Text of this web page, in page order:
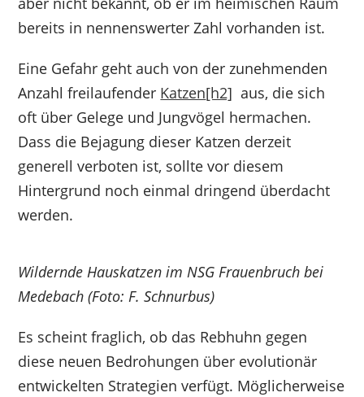
bereits in nennenswerter Zahl vorhanden ist.
Eine Gefahr geht auch von der zunehmenden
Anzahl freilaufender Katzen[h2] aus, die sich
oft über Gelege und Jungvögel hermachen.
Dass die Bejagung dieser Katzen derzeit
generell verboten ist, sollte vor diesem
Hintergrund noch einmal dringend überdacht
werden.
Wildernde Hauskatzen im NSG Frauenbruch bei
Medebach (Foto: F. Schnurbus)
Es scheint fraglich, ob das Rebhuhn gegen
diese neuen Bedrohungen über evolutionär
entwickelten Strategien verfügt. Möglicherweise